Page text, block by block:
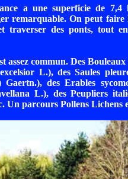
a une superficie de 7,4
remarquable. On peut
traverser des ponts, tout
assez commun. Des
L.), des Saules
des Erables
L.), des Peupliers
Un parcours Pollens Lichens